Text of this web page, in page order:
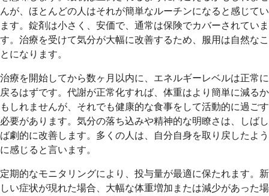
んが、ほとんどの人はそれが簡単なルーチンになると感じてい
ます。錠剤は小さく、安価で、通常は保険でカバーされていま
す。治療を受けて気分が大幅に改善するため、服用は自然なこ
とになります。
治療を開始してから数ヶ月以内に、エネルギーレベルは正常に
戻るはずです。代謝が正常化すれば、体重はより簡単に減るか
もしれませんが、それでも健康的な食事をして活動的に過ごす
必要があります。気分の落ち込みや精神的な明瞭さは、しばし
ば劇的に改善します。多くの人は、自分自身を取り戻したよう
に感じると言います。
定期的なモニタリングにより、投与量が最適に保たれます。新
しい症状が現れた場合、大幅な体重増加または減少があった場